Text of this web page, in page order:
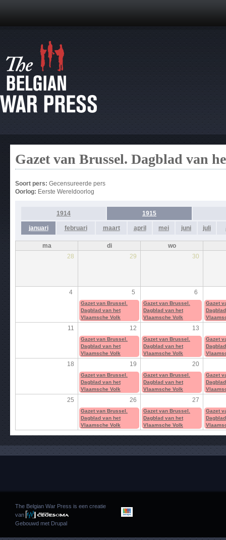
Gazet van Brussel. Dagblad van
Soort pers: Gecensureerde pers
Oorlog: Eerste Wereldoorlog
1914 1915
januari februari maart april mei juni juli
ma di
wo
28
29 30
4 5 6
Gazet van Brussel.
Dagblad van het
Vlaamsche Volk
Gazet van Brussel.
Dagblad van het
Vlaamsche Volk
Gazet
11 12 13
Gazet van Brussel.
Dagblad van het
Vlaamsche Volk
Gazet van Brussel.
Dagblad van het
Vlaamsche Volk
Gazet
18 19 20
Gazet van Brussel.
Dagblad van het
Vlaamsche Volk
Gazet van Brussel.
Dagblad van het
Vlaamsche Volk
Gazet
25 26 27
Gazet van Brussel.
Dagblad van het
Vlaamsche Volk
Gazet van Brussel.
Dagblad van het
Vlaamsche Volk
Gazet
The Belgian War Press is een creatie
van
Gebouwd met Drupal